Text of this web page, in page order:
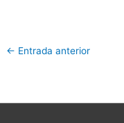
← Entrada anterior